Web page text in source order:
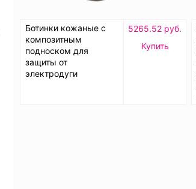
Ботинки кожаные с
композитным
подноском для
защиты от
электродуги
5265.52 руб.
Купить